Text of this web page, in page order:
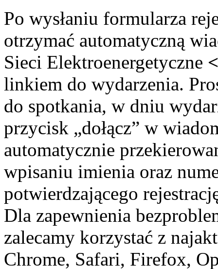
Po wysłaniu formularza
otrzymać automatyczną
Sieci Elektroenergetyczne
linkiem do wydarzenia.
do spotkania, w dniu
przycisk „dołącz” w‍
automatycznie
wpisaniu imienia oraz
potwierdzającego
Dla zapewnienia
zalecamy korzystać z
Chrome, Safari, Firefox,